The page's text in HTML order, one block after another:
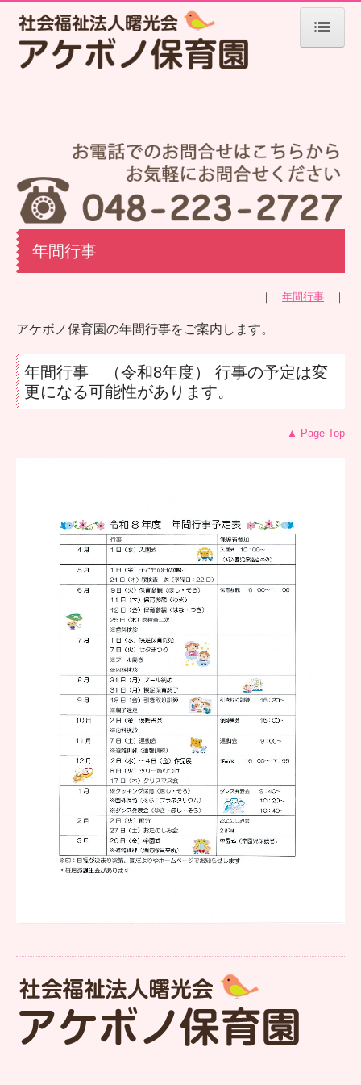
HOME
一日のスケジュール
クラス紹介
持ち物
年間行事
園便り
重要事項説明書
年間行事
｜ 年間行事 ｜
アケボノ保育園の年間行事をご案内します。
年間行事 （令和8年度） 行事の予定は変
更になる可能性があります。
▲ Page Top